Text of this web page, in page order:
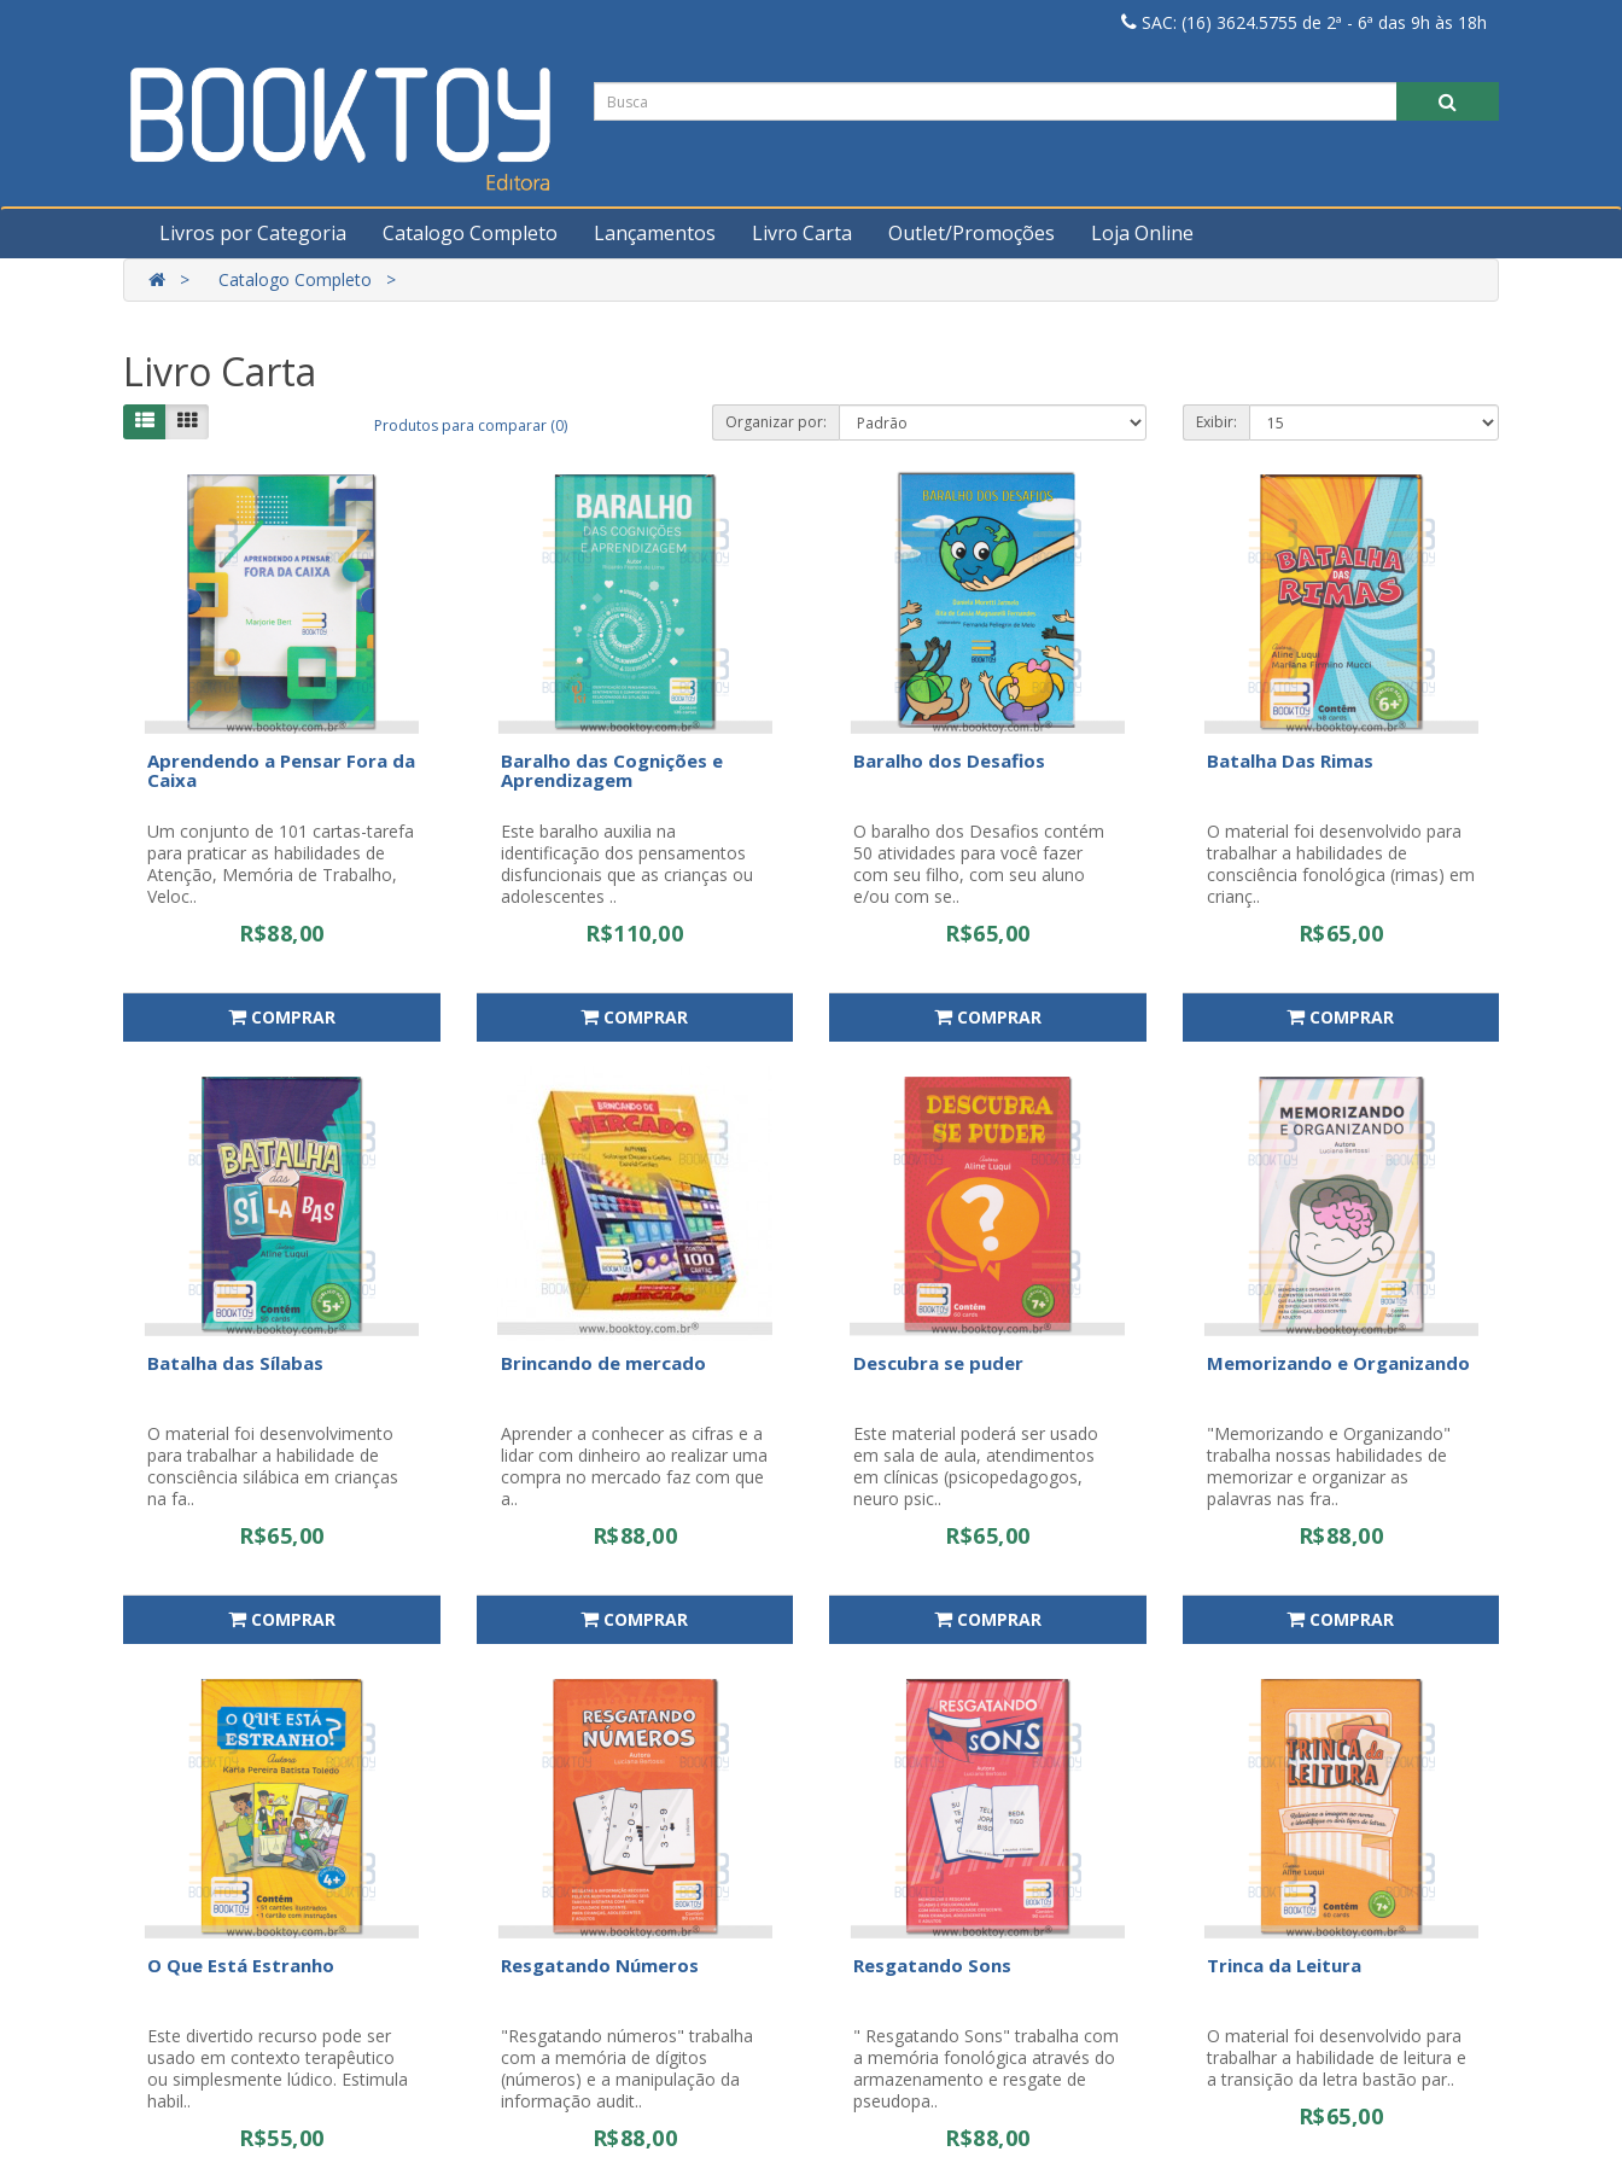
SAC: (16) 3624.5755 de 2ª - 6ª das 9h às 18h
Livros por Categoria Catalogo Completo Lançamentos Livro Carta Outlet/Promoções Loja Online
Catalogo Completo
Livro Carta
Produtos para comparar (0) Organizar por: Exibir:
Aprendendo a Pensar Fora da
Caixa
Um conjunto de 101 cartas-tarefa
para praticar as habilidades de
Atenção, Memória de Trabalho,
Veloc..
R$88,00
COMPRAR
Baralho das Cognições e
Aprendizagem
Este baralho auxilia na
identificação dos pensamentos
disfuncionais que as crianças ou
adolescentes ..
R$110,00
COMPRAR
Baralho dos Desafios
O baralho dos Desafios contém
50 atividades para você fazer
com seu filho, com seu aluno
e/ou com se..
R$65,00
COMPRAR
Batalha Das Rimas
O material foi desenvolvido para
trabalhar a habilidades de
consciência fonológica (rimas) em
crianç..
R$65,00
COMPRAR
Batalha das Sílabas
O material foi desenvolvimento
para trabalhar a habilidade de
consciência silábica em crianças
na fa..
R$65,00
COMPRAR
Brincando de mercado
Aprender a conhecer as cifras e a
lidar com dinheiro ao realizar uma
compra no mercado faz com que
a..
R$88,00
COMPRAR
Descubra se puder
Este material poderá ser usado
em sala de aula, atendimentos
em clínicas (psicopedagogos,
neuro psic..
R$65,00
COMPRAR
Memorizando e Organizando
"Memorizando e Organizando"
trabalha nossas habilidades de
memorizar e organizar as
palavras nas fra..
R$88,00
COMPRAR
O Que Está Estranho
Este divertido recurso pode ser
usado em contexto terapêutico
ou simplesmente lúdico. Estimula
habil..
R$55,00
Resgatando Números
"Resgatando números" trabalha
com a memória de dígitos
(números) e a manipulação da
informação audit..
R$88,00
Resgatando Sons
" Resgatando Sons" trabalha com
a memória fonológica através do
armazenamento e resgate de
pseudopa..
R$88,00
Trinca da Leitura
O material foi desenvolvido para
trabalhar a habilidade de leitura e
a transição da letra bastão par..
R$65,00